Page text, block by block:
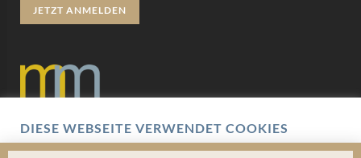
JETZT ANMELDEN
Datenschutz
DIESE WEBSEITE VERWENDET COOKIES
Wir verwenden Cookies um Ihnen eine optimale